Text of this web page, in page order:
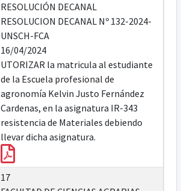
RESOLUCIÓN DECANAL
RESOLUCION DECANAL Nº 132-2024-
UNSCH-FCA
16/04/2024
UTORIZAR la matricula al estudiante
de la Escuela profesional de
agronomía Kelvin Justo Fernández
Cardenas, en la asignatura IR-343
resistencia de Materiales debiendo
llevar dicha asignatura.
17